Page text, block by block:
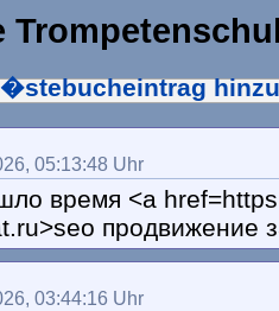
05:13:48 Uhr
время <a
продвижение
03:44:16 Uhr